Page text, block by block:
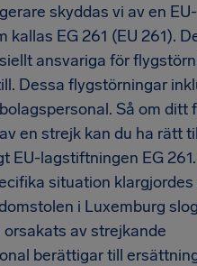
skyddas vi av en EU-
kallas EG 261 (EU 261).
ansvariga för
Dessa flygstörningar
Så om ditt
en strejk kan du ha rätt
EU-lagstiftningen EG
situation
i Luxemburg
av strejkande
berättigar till